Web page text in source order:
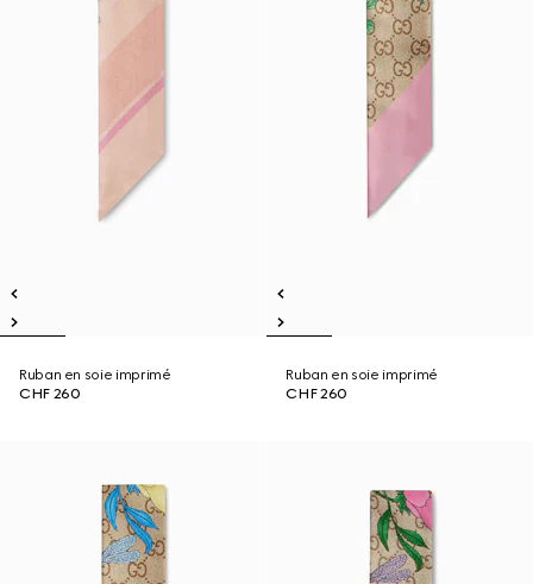
Ruban en soie imprimé
CHF 260
Ruban en soie imprimé
CHF 260